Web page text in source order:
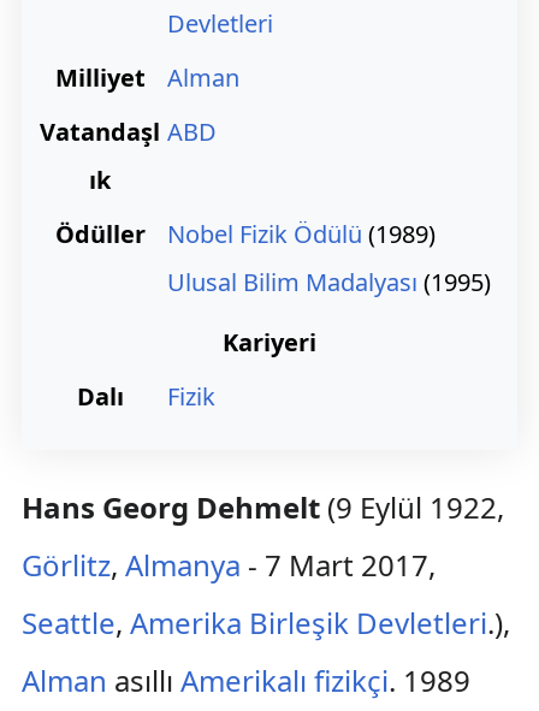
Devletleri
Milliyet
Alman
Vatandaşl
ık
ABD
Ödüller Nobel Fizik Ödülü (1989)
Ulusal Bilim Madalyası (1995)
Kariyeri
Dalı
Fizik
Hans Georg Dehmelt(9 Eylül 1922,
Görlitz, Almanya - 7 Mart 2017,
Seattle, Amerika Birleşik Devletleri.),
Alman asıllı Amerikalı fizikçi. 1989